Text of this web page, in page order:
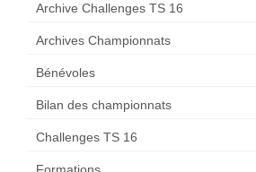
Archive Challenges TS 16
Archives Championnats
Bénévoles
Bilan des championnats
Challenges TS 16